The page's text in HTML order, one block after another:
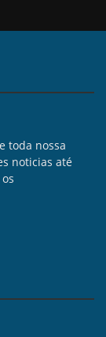
toda nossa
noticias até